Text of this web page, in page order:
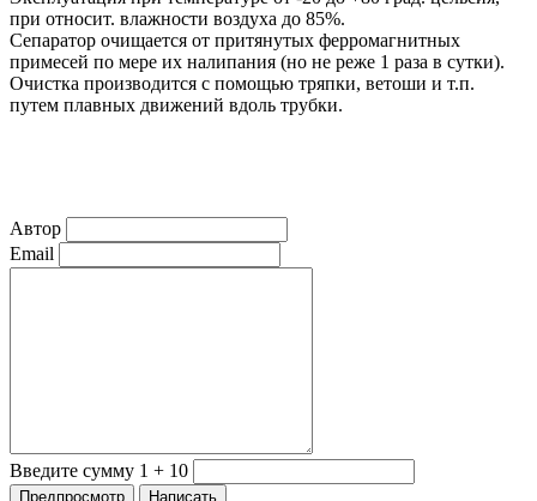
при относит. влажности воздуха до 85%.
Сепаратор очищается от притянутых ферромагнитных
примесей по мере их налипания (но не реже 1 раза в сутки).
Очистка производится с помощью тряпки, ветоши и т.п.
путем плавных движений вдоль трубки.
Автор
Email
Введите сумму 1 + 10